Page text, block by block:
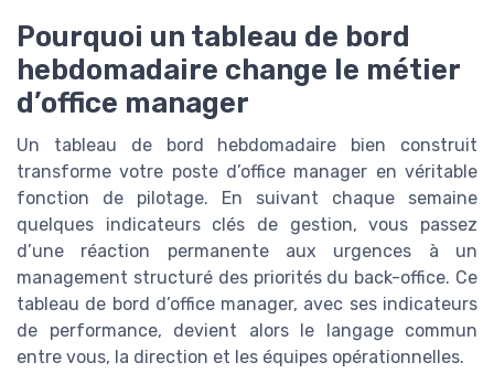
Pourquoi un tableau de bord
hebdomadaire change le métier
d’office manager
Un tableau de bord hebdomadaire bien construit
transforme votre poste d’office manager en véritable
fonction de pilotage. En suivant chaque semaine
quelques indicateurs clés de gestion, vous passez
d’une réaction permanente aux urgences à un
management structuré des priorités du back-office. Ce
tableau de bord d’office manager, avec ses indicateurs
de performance, devient alors le langage commun
entre vous, la direction et les équipes opérationnelles.